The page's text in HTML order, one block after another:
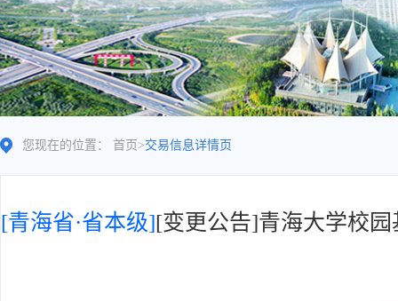
您现在的位置： 首页 >交易信息详情页
[青海省·省本级][变更公告]青海大学校